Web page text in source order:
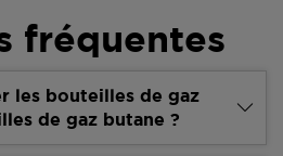
fréquentes
les bouteilles de gaz
de gaz butane ?